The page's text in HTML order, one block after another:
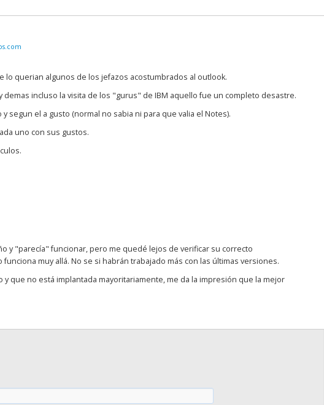
lo querian algunos de los jefazos acostumbrados al outlook.
incluso la visita de los "gurus" de IBM aquello fue un completo desastre.
segun el a gusto (normal no sabia ni para que valia el Notes).
uno con sus gustos.
y "parecía" funcionar, pero me quedé lejos de verificar su correcto
muy allá. No se si habrán trabajado más con las últimas versiones.
que no está implantada mayoritariamente, me da la impresión que la mejor